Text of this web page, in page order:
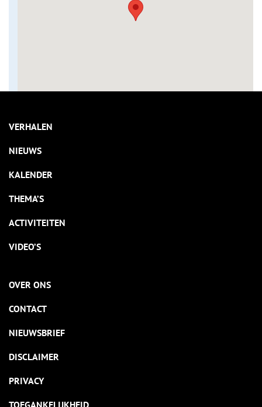
VERHALEN
NIEUWS
KALENDER
THEMA’S
ACTIVITEITEN
VIDEO’S
OVER ONS
CONTACT
NIEUWSBRIEF
DISCLAIMER
PRIVACY
TOEGANKELIJKHEID